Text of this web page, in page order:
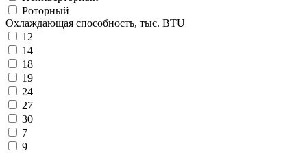
Роторный
Охлаждающая способность, тыс. BTU
12
14
18
19
24
27
30
7
9